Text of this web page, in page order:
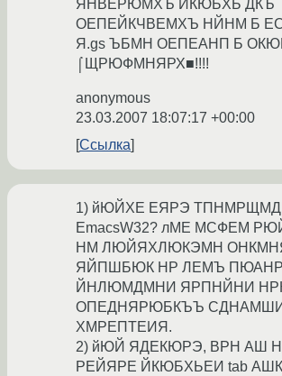
ЯНВЕРЮМХЪ ЙКЮБХЬ ДКЪ
ОЕПЕЙКЧВЕМХЪ НЙНМ Б
Я.gs ЪБМН ОЕПЕАНП Б
⌠ЩРЮФМНЯРХ■!!!!
anonymous
23.03.2007 18:07:17 +00:00
Ссылка
1) йЮЙХЕ ЕЯРЭ
EmacsW32? лМЕ МСФЕМ
НМ ЛЮЙЯХЛЮКЭМН
ЯЙПШБЮК НР ЛЕМЪ
ЙНЛЮМДМНИ ЯРПНЙНИ
ОПЕДНЯРЮБКЪЪ СДНАМШИ
ХМРЕПТЕИЯ.
2) йЮЙ ЯДЕКЮРЭ, ВРН АШ
РЕЙЯРЕ ЙКЮБХЬЕИ tab